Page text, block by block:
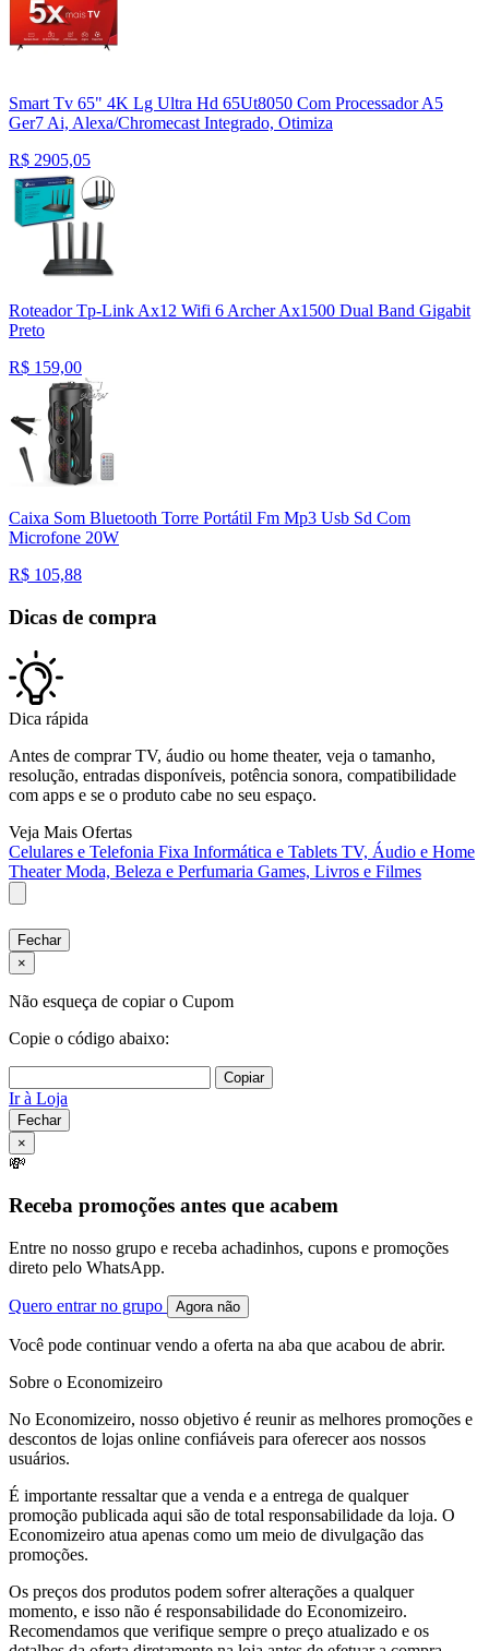
Smart Tv 65" 4K Lg Ultra Hd 65Ut8050 Com Processador A5
Ger7 Ai, Alexa/Chromecast Integrado, Otimiza
R$ 2905,05
Roteador Tp-Link Ax12 Wifi 6 Archer Ax1500 Dual Band Gigabit
Preto
R$ 159,00
Caixa Som Bluetooth Torre Portátil Fm Mp3 Usb Sd Com
Microfone 20W
R$ 105,88
Dicas de compra
Dica rápida
Antes de comprar TV, áudio ou home theater, veja o tamanho,
resolução, entradas disponíveis, potência sonora, compatibilidade
com apps e se o produto cabe no seu espaço.
Veja Mais Ofertas
Celulares e Telefonia Fixa Informática e Tablets TV, Áudio e Home
TheaterModa, Beleza e Perfumaria Games, Livros e Filmes
Fechar
×
Não esqueça de copiar o Cupom
Copie o código abaixo:
Copiar
Ir à Loja
Fechar
×
💸
Receba promoções antes que acabem
Entre no nosso grupo e receba achadinhos, cupons e promoções
direto pelo WhatsApp.
Quero entrar no grupo Agora não
Você pode continuar vendo a oferta na aba que acabou de abrir.
Sobre o Economizeiro
No Economizeiro, nosso objetivo é reunir as melhores promoções e
descontos de lojas online confiáveis para oferecer aos nossos
usuários.
É importante ressaltar que a venda e a entrega de qualquer
promoção publicada aqui são de total responsabilidade da loja. O
Economizeiro atua apenas como um meio de divulgação das
promoções.
Os preços dos produtos podem sofrer alterações a qualquer
momento, e isso não é responsabilidade do Economizeiro.
Recomendamos que verifique sempre o preço atualizado e os